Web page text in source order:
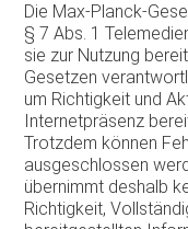
Die Max-Planck-
§ 7 Abs. 1
sie zur Nutzung
Gesetzen
um Richtigkeit und
Internetpräsenz
Trotzdem können
ausgeschlossen
übernimmt deshalb
Richtigkeit,